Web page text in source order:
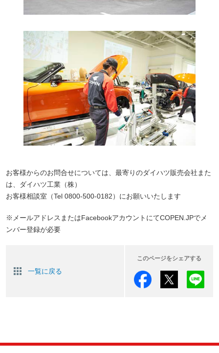
お客様からのお問合せについては、最寄りのダイハツ販売会社また
は、ダイハツ工業（株）
お客様相談室（Tel 0800-500-0182）にお願いいたします
※メールアドレスまたはFacebookアカウントにてCOPEN.JPでメ
ンバー登録が必要
一覧に戻る
このページをシェアする